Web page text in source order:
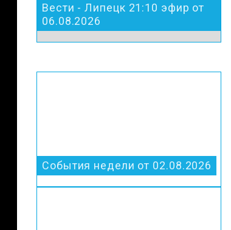
Вести - Липецк 21:10 эфир от
06.08.2026
События недели от 02.08.2026